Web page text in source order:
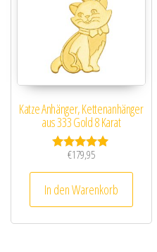
Katze Anhänger, Kettenanhänger
aus 333 Gold 8 Karat
Bewertet mit
€179,95
In den Warenkorb